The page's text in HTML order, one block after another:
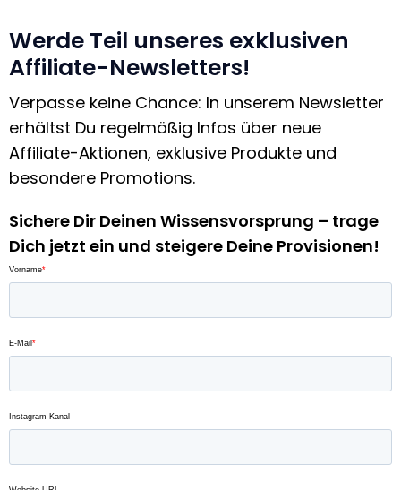
Werde Teil unseres exklusiven
Affiliate-Newsletters!
Verpasse keine Chance: In unserem Newsletter
erhältst Du regelmäßig Infos über neue
Affiliate-Aktionen, exklusive Produkte und
besondere Promotions.
Sichere Dir Deinen Wissensvorsprung – trage
Dich jetzt ein und steigere Deine Provisionen!